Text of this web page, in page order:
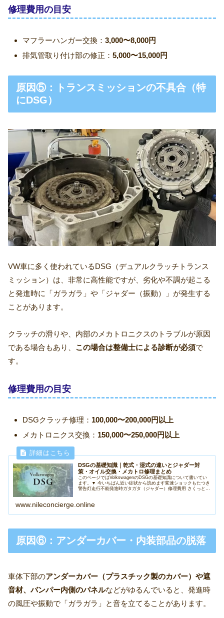
修理費用の目安
マフラーハンガー交換： 3,000〜8,000円
排気管取り付け部の修正： 5,000〜15,000円
原因⑤：トランスミッションの不具合（特
にDSG）
VW車に多く使われているDSG（デュアルクラッチトランス
ミッション）は、非常に高性能ですが、劣化や不調が起こる
と発進時に「ガラガラ」や「ジャダー（振動）」が発生する
ことがあります。
クラッチの滑りや、内部のメカトロニクスのトラブルが原因
である場合もあり、 この場合は整備士による診断が必須で
す。
修理費用の目安
DSGクラッチ修理： 100,000〜200,000円以上
メカトロニクス交換： 150,000〜250,000円以上
DSGの基礎知識｜乾式・湿式の違いとジャダー対
策・オイル交換・メカトロ修理まとめ
このページではVolkswagenのDSGの基礎知識について書いてい
ます。▼ 今いちばん近い症状から読めます変速ショックもたつき
警告灯走行不能発進時ガタガタ（ジャダー）修理費用 さくっと早
www.nileconcierge.online
原因⑥：アンダーカバー・内装部品の脱落
車体下部のアンダーカバー（プラスチック製のカバー）や遮
音材、バンパー内側のパネルなどがゆるんでいると、発進時
の風圧や振動で「ガラガラ」と音を立てることがあります。